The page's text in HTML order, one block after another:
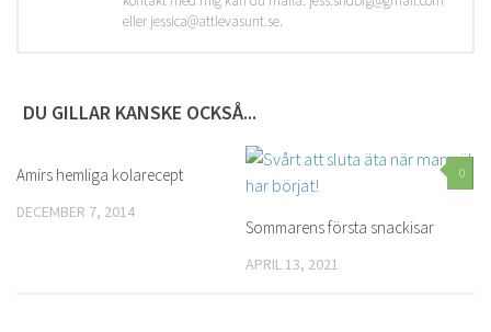
eller jessica@attlevasunt.se.
DU GILLAR KANSKE OCKSÅ...
Amirs hemliga kolarecept
DECEMBER 7, 2014
0
Sommarens första snackisar
APRIL 13, 2021